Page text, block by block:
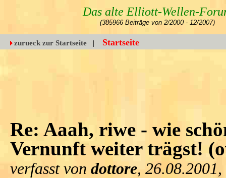
Das alte Elliott-Wellen-
(385966 Beiträge von 2/2000 - 12/2007)
zurueck zur Startseite | Startseite
Re: Aaah, riwe - wie
Vernunft weiter trägst!
verfasst von dottore,